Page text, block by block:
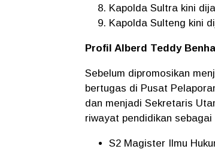
Kapolda Sultra kini
Kapolda Sulteng kini
Profil Alberd Teddy
Sebelum dipromosikan
bertugas di Pusat
dan menjadi Sekretaris
riwayat pendidikan sebagai
S2 Magister Ilmu